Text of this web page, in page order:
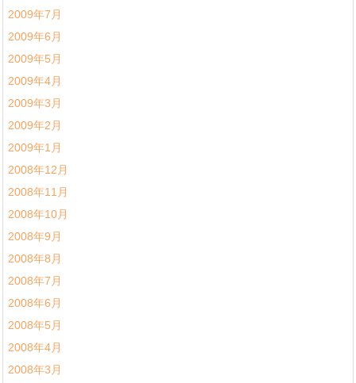
2009年7月
2009年6月
2009年5月
2009年4月
2009年3月
2009年2月
2009年1月
2008年12月
2008年11月
2008年10月
2008年9月
2008年8月
2008年7月
2008年6月
2008年5月
2008年4月
2008年3月